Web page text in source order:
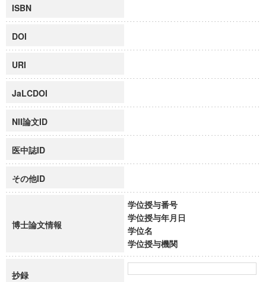
ISBN
DOI
URI
JaLCDOI
NII論文ID
医中誌ID
その他ID
博士論文情報
学位授与番号
学位授与年月日
学位名
学位授与機関
抄録